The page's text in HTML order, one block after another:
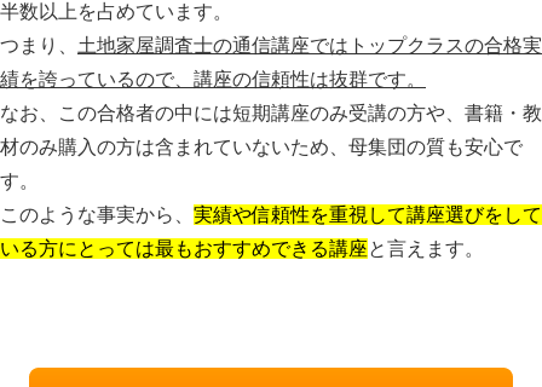
半数以上を占めています。
つまり、 土地家屋調査士の通信講座ではトップクラスの合格実
績を誇っているので、講座の信頼性は抜群です。
なお、この合格者の中には短期講座のみ受講の方や、書籍・教
材のみ購入の方は含まれていないため、母集団の質も安心で
す。
このような事実から、 実績や信頼性を重視して講座選びをして
いる方にとっては最もおすすめできる講座と言えます。